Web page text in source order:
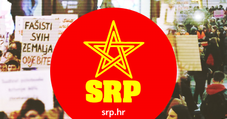
Skip
to
content